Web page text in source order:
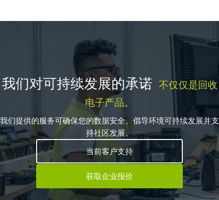
我们对可持续发展的承诺 不仅仅是回收
电子产品。
我们提供的服务可确保您的数据安全、倡导环境可持续发展并支
持社区发展。
当前客户支持
获取企业报价